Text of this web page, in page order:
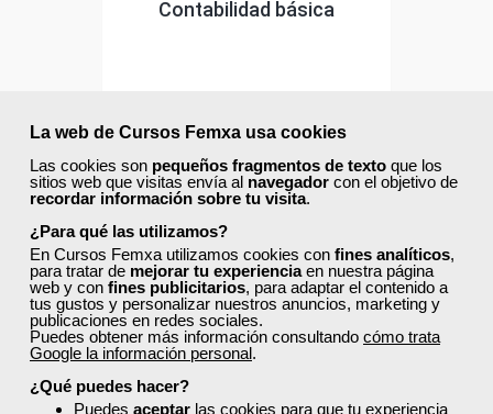
La web de Cursos Femxa usa cookies
Las cookies son pequeños fragmentos de texto que los
sitios web que visitas envía al navegador con el objetivo de
recordar información sobre tu visita.
¿Para qué las utilizamos?
En Cursos Femxa utilizamos cookies con fines analíticos,
para tratar de mejorar tu experienciaen nuestra página
web y con fines publicitarios, para adaptar el contenido a
tus gustos y personalizar nuestros anuncios, marketing y
publicaciones en redes sociales.
Puedes obtener más información consultando cómo trata
Google la información personal.
¿Qué puedes hacer?
Puedes aceptar las cookies para que tu experiencia
Contabilidad básica
Matrícula cerrada
12 601
ONLINE